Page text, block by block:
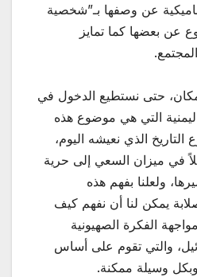
عن وصفها بـ”شخصية
عن بعضها كما تمايز
حتى نستطيع الدخول في
التي هي موضوع هذه
الذي نعيشه اليوم،
في ميزان السعي إلى حرية
ولعلنا بفهم هذه
يمكن لنا أن نفهم كيف
الفكرة الصهيونية
والتي تقوم على أساس
وبكل وسيلة ممكنة.